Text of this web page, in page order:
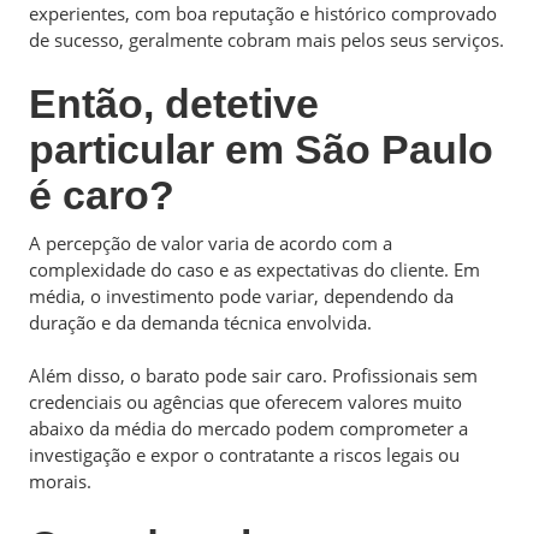
experientes, com boa reputação e histórico comprovado
de sucesso, geralmente cobram mais pelos seus serviços.
Então, detetive
particular em São Paulo
é caro?
A percepção de valor varia de acordo com a
complexidade do caso e as expectativas do cliente. Em
média, o investimento pode variar, dependendo da
duração e da demanda técnica envolvida.
Além disso, o barato pode sair caro. Profissionais sem
credenciais ou agências que oferecem valores muito
abaixo da média do mercado podem comprometer a
investigação e expor o contratante a riscos legais ou
morais.